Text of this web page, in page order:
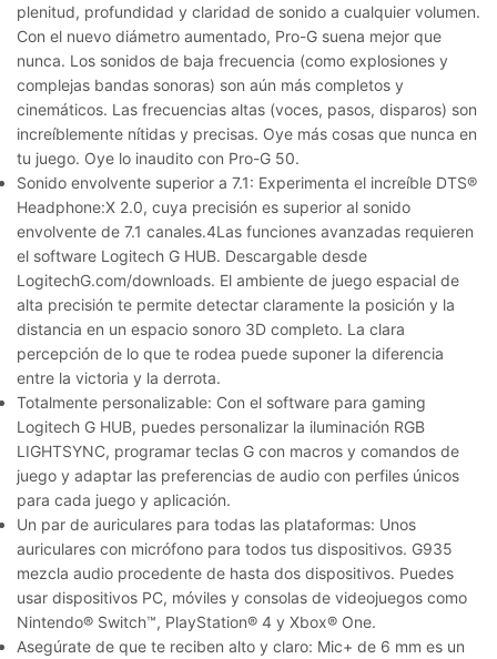
plenitud, profundidad y claridad de sonido a cualquier volumen.
Con el nuevo diámetro aumentado, Pro-G suena mejor que
nunca. Los sonidos de baja frecuencia (como explosiones y
complejas bandas sonoras) son aún más completos y
cinemáticos. Las frecuencias altas (voces, pasos, disparos) son
increíblemente nítidas y precisas. Oye más cosas que nunca en
tu juego. Oye lo inaudito con Pro-G 50.
Sonido envolvente superior a 7.1: Experimenta el increíble DTS®
Headphone:X 2.0, cuya precisión es superior al sonido
envolvente de 7.1 canales.4Las funciones avanzadas requieren
el software Logitech G HUB. Descargable desde
LogitechG.com/downloads. El ambiente de juego espacial de
alta precisión te permite detectar claramente la posición y la
distancia en un espacio sonoro 3D completo. La clara
percepción de lo que te rodea puede suponer la diferencia
entre la victoria y la derrota.
Totalmente personalizable: Con el software para gaming
Logitech G HUB, puedes personalizar la iluminación RGB
LIGHTSYNC, programar teclas G con macros y comandos de
juego y adaptar las preferencias de audio con perfiles únicos
para cada juego y aplicación.
Un par de auriculares para todas las plataformas: Unos
auriculares con micrófono para todos tus dispositivos. G935
mezcla audio procedente de hasta dos dispositivos. Puedes
usar dispositivos PC, móviles y consolas de videojuegos como
Nintendo® Switch™, PlayStation® 4 y Xbox® One.
Asegúrate de que te reciben alto y claro: Mic+ de 6 mm es un